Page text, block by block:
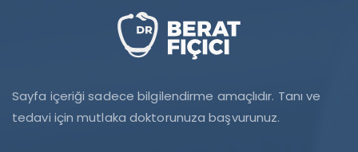
Sayfa içeriği sadece bilgilendirme amaçlıdır. Tanı ve
tedavi için mutlaka doktorunuza başvurunuz.